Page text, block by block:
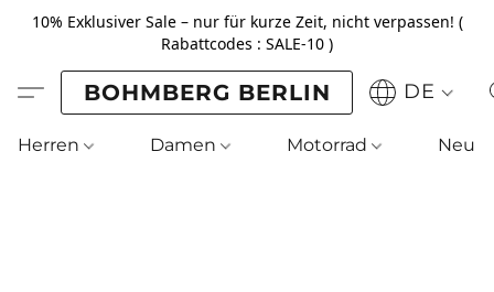
10% Exklusiver Sale – nur für kurze Zeit, nicht verpassen! (
Rabattcodes : SALE-10 )
BOHMBERG BERLIN DE
Herren Damen Motorrad Neu !